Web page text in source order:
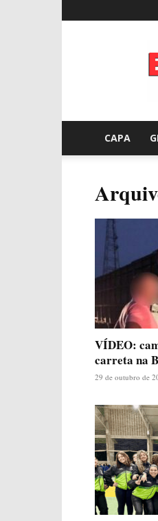
CAPA
VÍDEO:
carreta na
29 de outubro de